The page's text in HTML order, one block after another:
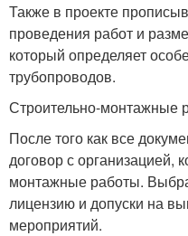
Также в проекте
проведения работ и
который определяет
трубопроводов.
Строительно-монтажные
После того как все
договор с организацией,
монтажные работы.
лицензию и допуски на
мероприятий.